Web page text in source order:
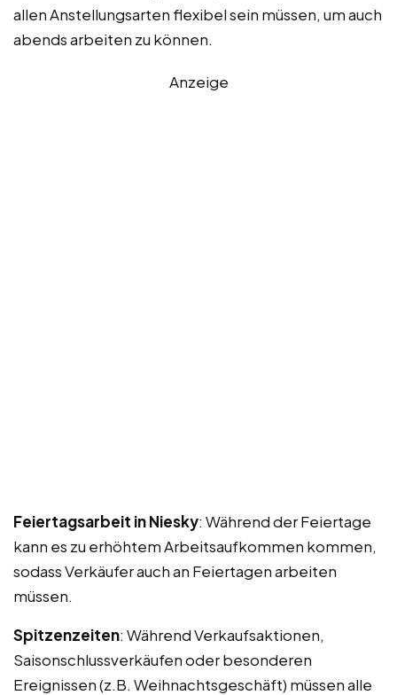
allen Anstellungsarten flexibel sein müssen, um auch
abends arbeiten zu können.
Anzeige
Feiertagsarbeit in Niesky: Während der Feiertage
kann es zu erhöhtem Arbeitsaufkommen kommen,
sodass Verkäufer auch an Feiertagen arbeiten
müssen.
Spitzenzeiten: Während Verkaufsaktionen,
Saisonschlussverkäufen oder besonderen
Ereignissen (z.B. Weihnachtsgeschäft) müssen alle